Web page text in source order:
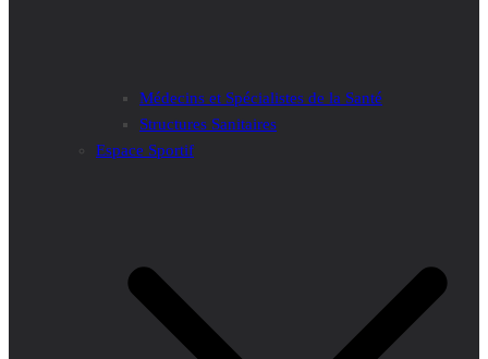
Médecins et Spécialistes de la Santé
Structures Sanitaires
Espace Sportif